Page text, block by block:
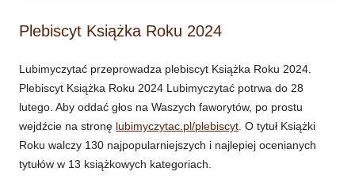
Plebiscyt Książka Roku 2024
Lubimyczytać przeprowadza plebiscyt Książka Roku 2024.
Plebiscyt Książka Roku 2024 Lubimyczytać potrwa do 28
lutego. Aby oddać głos na Waszych faworytów, po prostu
wejdźcie na stronę lubimyczytac.pl/plebiscyt. O tytuł Książki
Roku walczy 130 najpopularniejszych i najlepiej ocenianych
tytułów w 13 książkowych kategoriach.